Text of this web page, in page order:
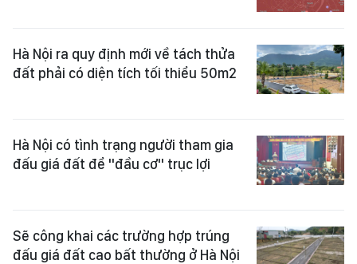
Hà Nội ra quy định mới về tách thửa
đất phải có diện tích tối thiểu 50m2
Hà Nội có tình trạng người tham gia
đấu giá đất để "đầu cơ" trục lợi
Sẽ công khai các trường hợp trúng
đấu giá đất cao bất thường ở Hà Nội